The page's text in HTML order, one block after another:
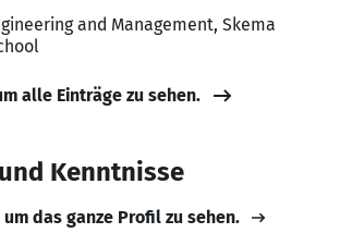
and Management, Skema
alle Einträge zu sehen.
Kenntnisse
das ganze Profil zu sehen.